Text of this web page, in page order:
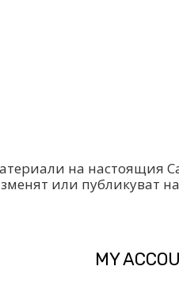
на настоящия
или публикуват
MY